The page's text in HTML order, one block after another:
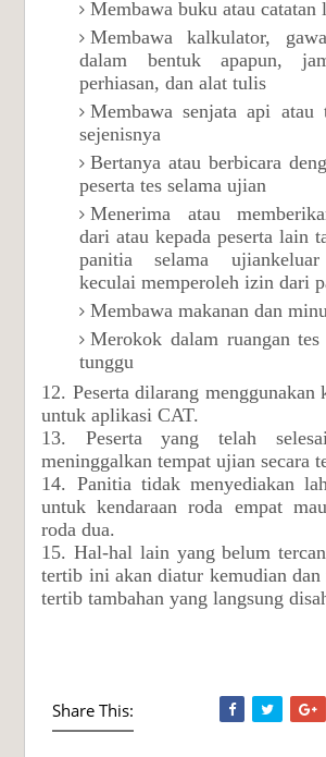
Membawa buku atau catatan
Membawa kalkulator,
dalam bentuk apapun,
perhiasan, dan alat tulis
Membawa senjata api atau
sejenisnya
Bertanya atau berbicara
peserta tes selama ujian
Menerima atau
dari atau kepada peserta lain
panitia selama
keculai memperoleh izin dari
Membawa makanan dan
Merokok dalam ruangan tes
tunggu
12. Peserta dilarang menggunakan
untuk aplikasi CAT.
13. Peserta yang telah
meninggalkan tempat ujian secara
14. Panitia tidak menyediakan
untuk kendaraan roda empat
roda dua.
15. Hal-hal lain yang belum
tertib ini akan diatur kemudian dan
tertib tambahan yang langsung
Share This: